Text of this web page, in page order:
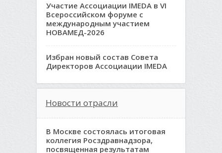
Участие Ассоциации IMEDA в VI
Всероссийском форуме с
международным участием
НОВАМЕД-2026
Избран новый состав Совета
Директоров Ассоциации IMEDA
Новости отрасли
В Москве состоялась итоговая
коллегия Росздравнадзора,
посвященная результатам